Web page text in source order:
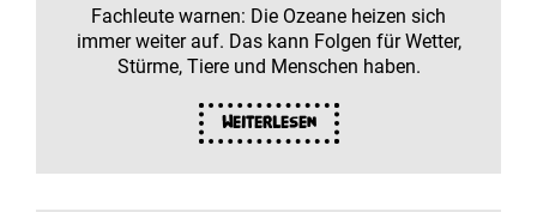
Fachleute warnen: Die Ozeane heizen sich
immer weiter auf. Das kann Folgen für Wetter,
Stürme, Tiere und Menschen haben.
Weiterlesen